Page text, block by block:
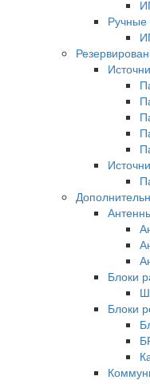
Ручные
Блоки
Блоки